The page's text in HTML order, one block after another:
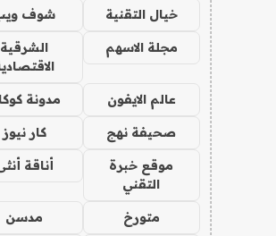
خيال التقنية شوف
مجلة الاسهم
الشرقية
عالم الايفون مدونة
صحيفة نهج كار نيوز
موقع خبرة
التقني
أناقة
متورخ مدسن